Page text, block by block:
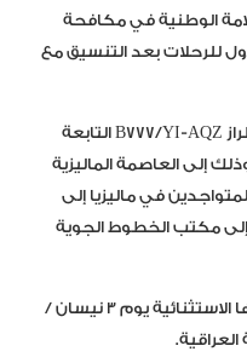
الوطنية في مكافحة
للرحلات بعد التنسيق مع
وكان موعد انطلاق الطائرة الأولى من طراز B777/YI-AQZ التابعة
إلى العاصمة الماليزية
في ماليزيا إلى
إلى مكتب الخطوط الجوية
يذكر أن وزارة النقل كانت أوقفت رحلاتها الاستثنائية يوم 3 نيسان /